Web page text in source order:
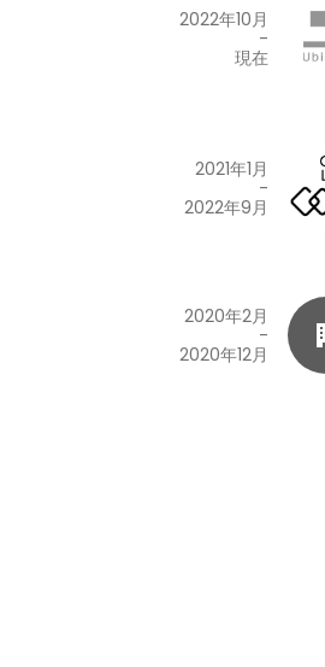
2022年10月
-
現在
2021年1月
-
2022年9月
2020年2月
-
2020年12月